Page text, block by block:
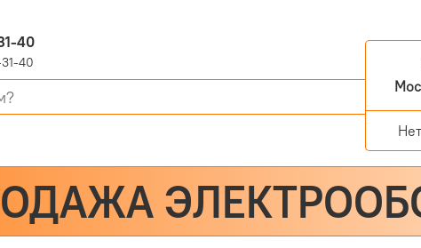
40
40
Нет